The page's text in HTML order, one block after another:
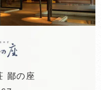
鄙の座